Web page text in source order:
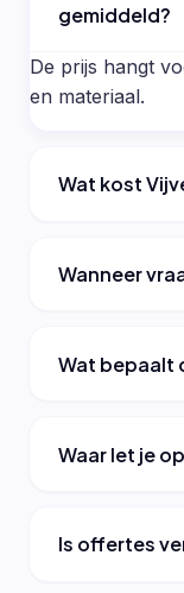
gemiddeld?
De prijs hangt
en materiaal.
Wat kost
Wanneer
Wat bepaalt
Waar let je
Is offertes